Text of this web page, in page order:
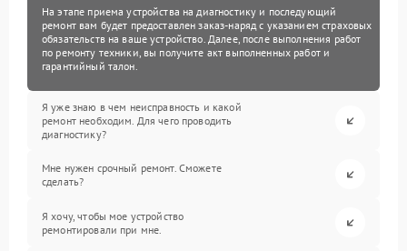
На этапе приема устройства на диагностику и последующий
ремонт вам будет предоставлен заказ-наряд с указанием страховых
обязательств на ваше устройство. Далее, после выполнения работ
по ремонту техники, вы получите акт выполненных работ и
гарантийный талон.
Я уже знаю в чем неисправность и какой
ремонт необходим. Для чего проводить
диагностику?
Мне нужен срочный ремонт. Сможете
сделать?
Я хочу, чтобы мое устройство
ремонтировали при мне.